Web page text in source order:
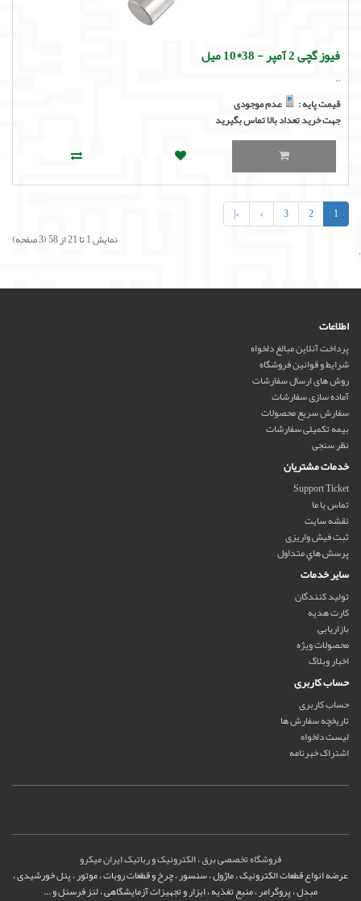
فیوز گچی 2 آمپر - 38*10 میل
..
قیمت پایه :
عدم موجودی
جهت خرید تعداد بالا تماس بگیرید
1
2
3
>
>|
نمایش 1 تا 21 از 58 (3 صفحه)
'
اطلاعات
پرداخت آنلاین مبالغ دلخواه
شرایط و قوانین فروشگاه
روش های ارسال سفارشات
آماده سازی سفارشات
سفارش سریع محصولات
بیمه تکمیلی سفارشات
نظر سنجی
خدمات مشتریان
Support Ticket
تماس با ما
نقشه سایت
ثبت فیش واریزی
پرسش هاي متداول
سایر خدمات
تولید کنندگان
کارت هدیه
بازاریابی
محصولات ویژه
اخبار وبلاگ
حساب کاربری
حساب کاربری
تاریخچه سفارش ها
لیست دلخواه
اشتراک خبرنامه
فروشگاه تخصصی برق ، الکترونیک و رباتیک ایران میکرو
عرضه انواع قطعات الکترونیک ، ماژول ، سنسور ، چرخ و قطعات روبات ، موتور ، پنل خورشیدی ،
مبدل ، پروگرامر ، منبع تغذیه ، ابزار و تجهیزات آزمایشگاهی ، لنز فرسنل و ...